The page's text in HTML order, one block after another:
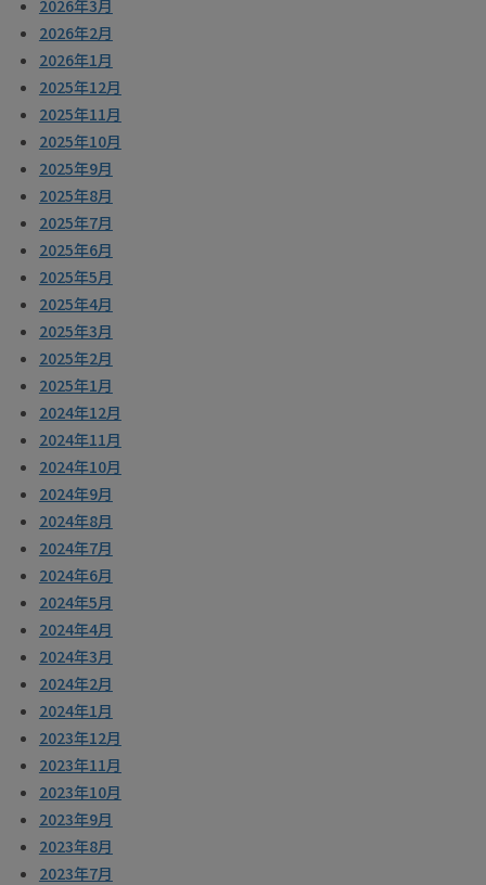
2026年3月
2026年2月
2026年1月
2025年12月
2025年11月
2025年10月
2025年9月
2025年8月
2025年7月
2025年6月
2025年5月
2025年4月
2025年3月
2025年2月
2025年1月
2024年12月
2024年11月
2024年10月
2024年9月
2024年8月
2024年7月
2024年6月
2024年5月
2024年4月
2024年3月
2024年2月
2024年1月
2023年12月
2023年11月
2023年10月
2023年9月
2023年8月
2023年7月